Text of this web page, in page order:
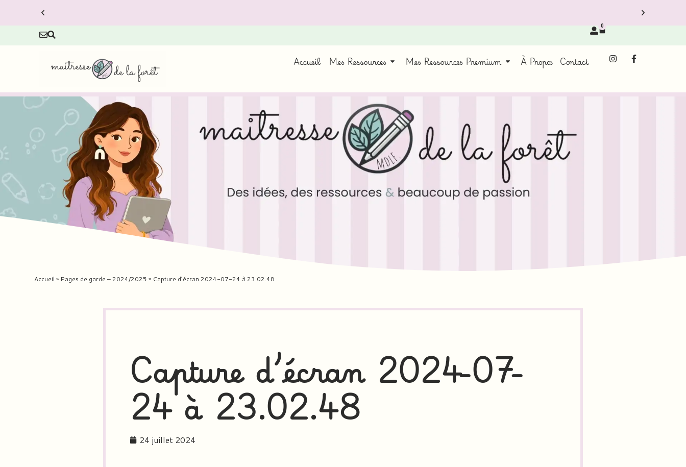
0
Accueil Mes Ressources Mes Ressources Premium À Propos Contact
Accueil » Pages de garde – 2024/2025 » Capture d’écran 2024-07-24 à 23.02.48
Capture d’écran 2024-07-
24 à 23.02.48
24 juillet 2024